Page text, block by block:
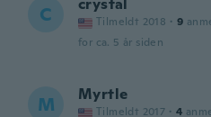
C crystal
Tilmeldt 2018 · 9
for ca. 5 år siden
M Myrtle
Tilmeldt 2017 · 4